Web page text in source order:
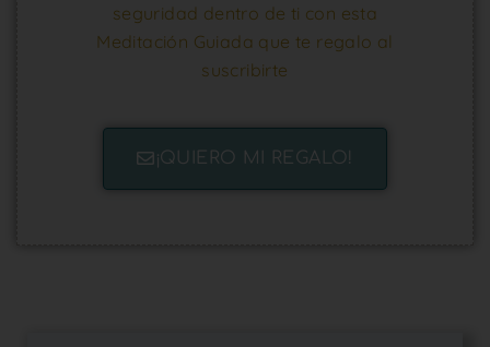
seguridad dentro de ti con esta
Meditación Guiada que te regalo al
suscribirte
¡QUIERO MI REGALO!